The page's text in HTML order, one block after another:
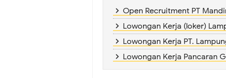
Open Recruitment PT
Lowongan Kerja (loker)
Lowongan Kerja PT.
Lowongan Kerja Pancaran